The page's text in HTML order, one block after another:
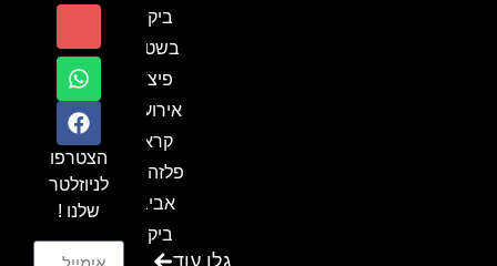
ביקור
בשטח-
פיצ'ר
אירועים
קראון
פלזה תל
אביב-
ביקור
גלו עוד
הצטרפו
לניוזלטר
שלנו !